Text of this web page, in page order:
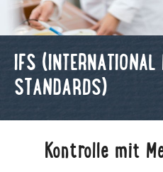
IFS (INTERNATIONAL
STANDARDS)
Kontrolle mit